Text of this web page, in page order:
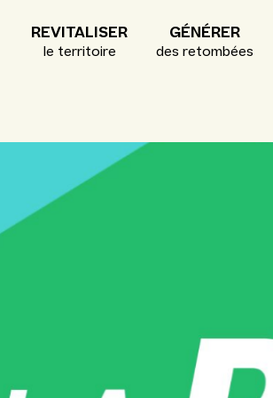
REVITALISER
le territoire
GÉNÉRER
des retombées